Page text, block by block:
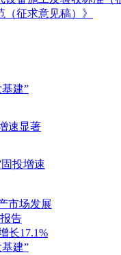
征求意见稿）》
建”
速显著
投增速
市场发展
告
长17.1%
建”